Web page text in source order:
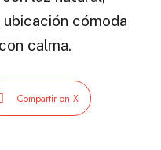
cómoda
calma.
Compartir en X